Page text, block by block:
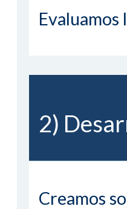
Evaluamos
2)
Creamos